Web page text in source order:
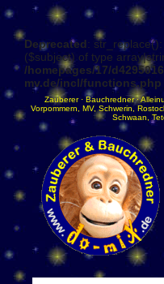
Deprecated:
($subject) of type
/homepages/17/
mv.de/incl/functions.php
Zauberer·Bauchredner·
Vorpommern
MV, Schwerin
Schwaan ,